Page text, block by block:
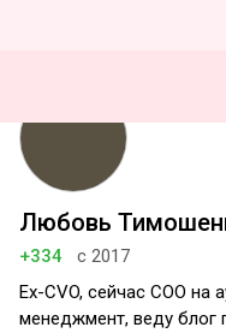
Любовь
+334
с 2017
Ex-CVO, сейчас COO на
менеджмент, веду блог